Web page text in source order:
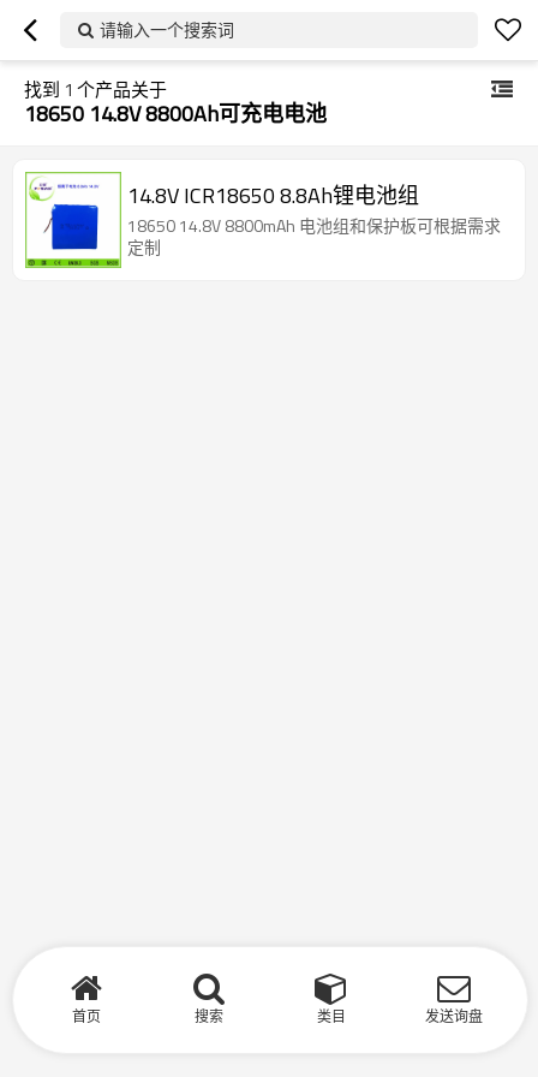
请输入一个搜索词
找到 1 个产品关于
18650 14.8V 8800Ah可充电电池
14.8V ICR18650 8.8Ah锂电池组
18650 14.8V 8800mAh 电池组和保护板可根据需求
定制
首页 搜索 类目 发送询盘